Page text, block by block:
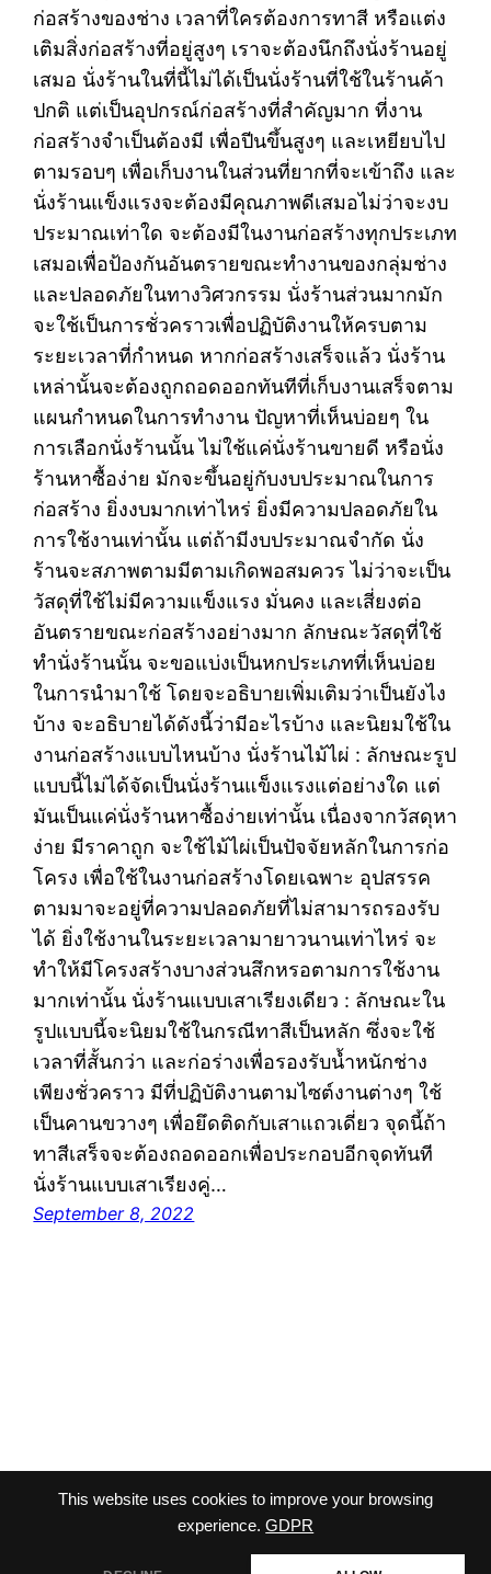
This website uses cookies to improve your browsing
experience. GDPR
ก่อสร้างของช่าง เวลาที่ใครต้องการทาสี หรือแต่ง
เติมสิ่งก่อสร้างที่อยู่สูงๆ เราจะต้องนึกถึงนั่งร้านอยู่
เสมอ นั่งร้านในที่นี้ไม่ได้เป็นนั่งร้านที่ใช้ในร้านค้า
ปกติ แต่เป็นอุปกรณ์ก่อสร้างที่สำคัญมาก ที่งาน
ก่อสร้างจำเป็นต้องมี เพื่อปีนขึ้นสูงๆ และเหยียบไป
ตามรอบๆ เพื่อเก็บงานในส่วนที่ยากที่จะเข้าถึง และ
นั่งร้านแข็งแรงจะต้องมีคุณภาพดีเสมอไม่ว่าจะงบ
ประมาณเท่าใด จะต้องมีในงานก่อสร้างทุกประเภท
เสมอเพื่อป้องกันอันตรายขณะทำงานของกลุ่มช่าง
และปลอดภัยในทางวิศวกรรม นั่งร้านส่วนมากมัก
จะใช้เป็นการชั่วคราวเพื่อปฏิบัติงานให้ครบตาม
ระยะเวลาที่กำหนด หากก่อสร้างเสร็จแล้ว นั่งร้าน
เหล่านั้นจะต้องถูกถอดออกทันทีที่เก็บงานเสร็จตาม
แผนกำหนดในการทำงาน ปัญหาที่เห็นบ่อยๆ ใน
การเลือกนั่งร้านนั้น ไม่ใช้แค่นั่งร้านขายดี หรือนั่ง
ร้านหาซื้อง่าย มักจะขึ้นอยู่กับงบประมาณในการ
ก่อสร้าง ยิ่งงบมากเท่าไหร่ ยิ่งมีความปลอดภัยใน
การใช้งานเท่านั้น แต่ถ้ามีงบประมาณจำกัด นั่ง
ร้านจะสภาพตามมีตามเกิดพอสมควร ไม่ว่าจะเป็น
วัสดุที่ใช้ไม่มีความแข็งแรง มั่นคง และเสี่ยงต่อ
อันตรายขณะก่อสร้างอย่างมาก ลักษณะวัสดุที่ใช้
ทำนั่งร้านนั้น จะขอแบ่งเป็นหกประเภทที่เห็นบ่อย
ในการนำมาใช้ โดยจะอธิบายเพิ่มเติมว่าเป็นยังไง
บ้าง จะอธิบายได้ดังนี้ว่ามีอะไรบ้าง และนิยมใช้ใน
งานก่อสร้างแบบไหนบ้าง นั่งร้านไม้ไผ่ : ลักษณะรูป
แบบนี้ไม่ได้จัดเป็นนั่งร้านแข็งแรงแต่อย่างใด แต่
มันเป็นแค่นั่งร้านหาซื้อง่ายเท่านั้น เนื่องจากวัสดุหา
ง่าย มีราคาถูก จะใช้ไม้ไผ่เป็นปัจจัยหลักในการก่อ
โครง เพื่อใช้ในงานก่อสร้างโดยเฉพาะ อุปสรรค
ตามมาจะอยู่ที่ความปลอดภัยที่ไม่สามารถรองรับ
ได้ ยิ่งใช้งานในระยะเวลามายาวนานเท่าไหร่ จะ
ทำให้มีโครงสร้างบางส่วนสึกหรอตามการใช้งาน
มากเท่านั้น นั่งร้านแบบเสาเรียงเดียว : ลักษณะใน
รูปแบบนี้จะนิยมใช้ในกรณีทาสีเป็นหลัก ซึ่งจะใช้
เวลาที่สั้นกว่า และก่อร่างเพื่อรองรับน้ำหนักช่าง
เพียงชั่วคราว มีที่ปฏิบัติงานตามไซต์งานต่างๆ ใช้
เป็นคานขวางๆ เพื่อยึดติดกับเสาแถวเดี่ยว จุดนี้ถ้า
ทาสีเสร็จจะต้องถอดออกเพื่อประกอบอีกจุดทันที
นั่งร้านแบบเสาเรียงคู่…
September 8, 2022
Proudly powered by